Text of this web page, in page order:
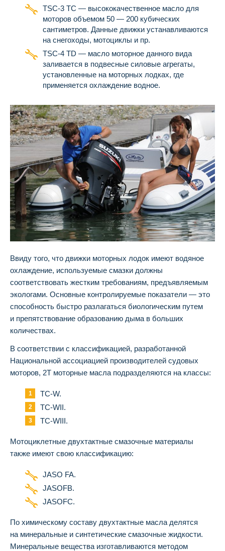
ТSС-3 ТС — высококачественное масло для
моторов объемом 50 — 200 кубических
сантиметров. Данные движки устанавливаются
на снегоходы, мотоциклы и пр.
ТSС-4 ТD — масло моторное данного вида
заливается в подвесные силовые агрегаты,
установленные на моторных лодках, где
применяется охлаждение водное.
Ввиду того, что движки моторных лодок имеют водяное
охлаждение, используемые смазки должны
соответствовать жестким требованиям, предъявляемым
экологами. Основные контролируемые показатели — это
способность быстро разлагаться биологическим путем
и препятствование образованию дыма в больших
количествах.
В соответствии с классификацией, разработанной
Национальной ассоциацией производителей судовых
моторов, 2Т моторные масла подразделяются на классы:
ТС-W.
ТС-WII.
ТС-WIII.
Мотоциклетные двухтактные смазочные материалы
также имеют свою классификацию:
JASO FA.
JASOFB.
JASOFC.
По химическому составу двухтактные масла делятся
на минеральные и синтетические смазочные жидкости.
Минеральные вещества изготавливаются методом